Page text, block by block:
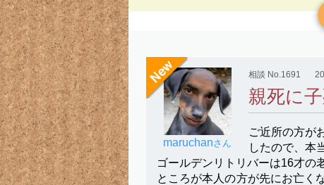
maruchanさん
相談 No.1691
親死に
ご近所の方が
したので、本
ゴールデンリトリバーは16才の
ところが本人の方が先にお亡く